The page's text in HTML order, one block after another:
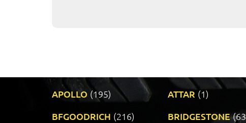
APOLLO (195) ATTAR (1)
BFGOODRICH (216) BRIDGESTONE